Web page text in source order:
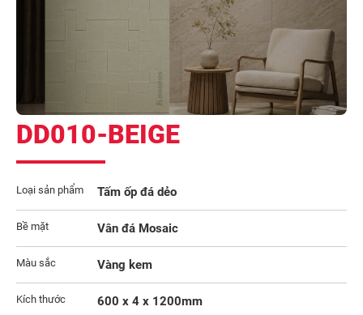
DD010-BEIGE
Loại sản phẩm Tấm ốp đá dẻo
Bề mặt Vân đá Mosaic
Màu sắc Vàng kem
Kích thước 600 x 4 x 1200mm